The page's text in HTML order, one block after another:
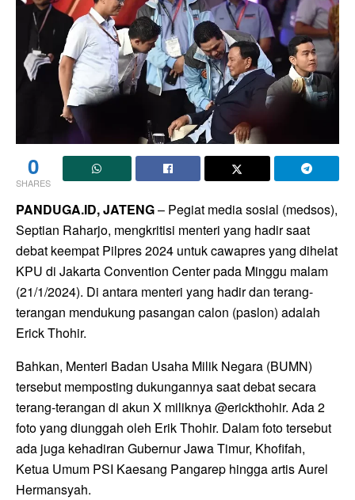
0
SHARES
PANDUGA.ID, JATENG– Pegiat media sosial (medsos),
Septian Raharjo, mengkritisi menteri yang hadir saat
debat keempat Pilpres 2024 untuk cawapres yang dihelat
KPU di Jakarta Convention Center pada Minggu malam
(21/1/2024). Di antara menteri yang hadir dan terang-
terangan mendukung pasangan calon (paslon) adalah
Erick Thohir.
Bahkan, Menteri Badan Usaha Milik Negara (BUMN)
tersebut memposting dukungannya saat debat secara
terang-terangan di akun X miliknya @erickthohir. Ada 2
foto yang diunggah oleh Erik Thohir. Dalam foto tersebut
ada juga kehadiran Gubernur Jawa Timur, Khofifah,
Ketua Umum PSI Kaesang Pangarep hingga artis Aurel
Hermansyah.